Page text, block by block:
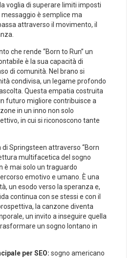
voglia di ⁢superare limiti imposti
è semplice ma
attraverso il movimento, ‌il
che rende “Born⁣ to Run” un
è ⁢la ⁢sua capacità di⁣
di comunità. Nel brano si
condivisa,​ un legame profondo
Questa empatia costruita
futuro migliore contribuisce a
in un inno non solo
in⁤ cui si riconoscono tante
di Springsteen attraverso‍ “Born⁢
⁣multifacetica del sogno
è mai‍ solo un traguardo​
emotivo e umano.‍ È una‌
un esodo verso la speranza e,
continua con se stessi e con ⁣il
la canzone diventa
un invito a⁤ inseguire quella
un sogno ⁣lontano in‌
per SEO: sogno​ americano